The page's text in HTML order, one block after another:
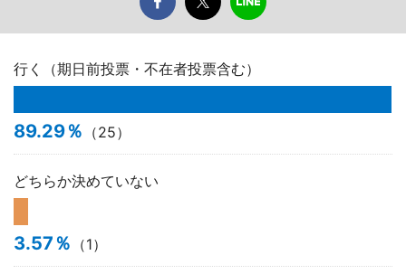
行く（期日前投票・不在者投票含む）
89.29％ （25）
どちらか決めていない
3.57％ （1）